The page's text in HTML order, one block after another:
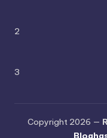
2
3
Copyright 2026 —